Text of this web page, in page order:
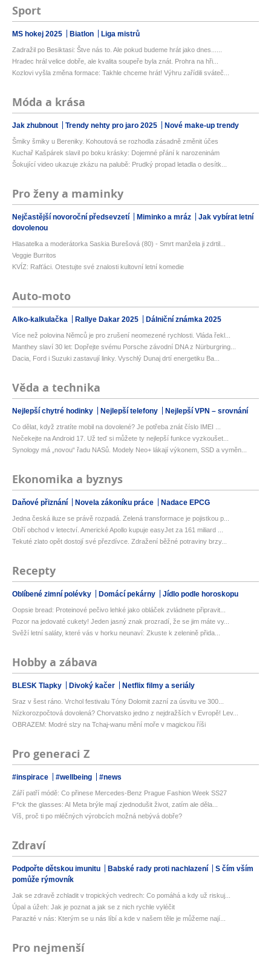
Sport
MS hokej 2025 Biatlon Liga mistrů
Zadražil po Besiktasi: Štve nás to. Ale pokud budeme hrát jako dnes......
Hradec hrál velice dobře, ale kvalita soupeře byla znát. Prohra na hři...
Kozlovi vyšla změna formace: Takhle chceme hrát! Výhru zařídili sváteč...
Móda a krása
Jak zhubnout Trendy nehty pro jaro 2025 Nové make-up trendy
Šmiky šmiky u Bereniky. Kohoutová se rozhodla zásadně změnit účes
Kuchař Kašpárek slavil po boku krásky: Dojemné přání k narozeninám
Šokující video ukazuje zkázu na palubě: Prudký propad letadla o desítk...
Pro ženy a maminky
Nejčastější novoroční předsevzetí Miminko a mráz
Jak vybírat letní
dovolenou
Hlasatelka a moderátorka Saskia Burešová (80) - Smrt manžela ji zdrtil...
Veggie Burritos
KVÍZ: Rafťáci. Otestujte své znalosti kultovní letní komedie
Auto-moto
Alko-kalkulačka Rallye Dakar 2025 Dálniční známka 2025
Více než polovina Němců je pro zrušení neomezené rychlosti. Vláda řekl...
Manthey slaví 30 let: Dopřejte svému Porsche závodní DNA z Nürburgring...
Dacia, Ford i Suzuki zastavují linky. Vyschlý Dunaj drtí energetiku Ba...
Věda a technika
Nejlepší chytré hodinky Nejlepší telefony Nejlepší VPN – srovnání
Co dělat, když ztratíte mobil na dovolené? Je potřeba znát číslo IMEI ...
Nečekejte na Android 17. Už teď si můžete ty nejlepší funkce vyzkoušet...
Synology má „novou“ řadu NASů. Modely Neo+ lákají výkonem, SSD a vyměn...
Ekonomika a byznys
Daňové přiznání Novela zákoníku práce Nadace EPCG
Jedna česká iluze se právě rozpadá. Zelená transformace je pojistkou p...
Obří obchod v letectví. Americké Apollo kupuje easyJet za 161 miliard ...
Tekuté zlato opět dostojí své přezdívce. Zdražení běžné potraviny brzy...
Recepty
Oblíbené zimní polévky Domácí pekárny Jídlo podle horoskopu
Oopsie bread: Proteinové pečivo lehké jako obláček zvládnete připravit...
Pozor na jedovaté cukety! Jeden jasný znak prozradí, že se jim máte vy...
Svěží letní saláty, které vás v horku neunaví: Zkuste k zelenině přida...
Hobby a zábava
BLESK Tlapky Divoký kačer Netflix filmy a seriály
Sraz v šest ráno. Vrchol festivalu Tóny Dolomit zazní za úsvitu ve 300...
Nízkorozpočtová dovolená? Chorvatsko jedno z nejdražších v Evropě! Lev...
OBRAZEM: Modré slzy na Tchaj-wanu mění moře v magickou říši
Pro generaci Z
#inspirace #wellbeing #news
Září patří módě: Co přinese Mercedes-Benz Prague Fashion Week SS27
F*ck the glasses: AI Meta brýle mají zjednodušit život, zatím ale děla...
Víš, proč ti po mléčných výrobcích možná nebývá dobře?
Zdraví
Podpořte dětskou imunitu Babské rady proti nachlazení
S čím vším
pomůže rýmovník
Jak se zdravě zchladit v tropických vedrech: Co pomáhá a kdy už riskuj...
Úpal a úžeh: Jak je poznat a jak se z nich rychle vyléčit
Parazité v nás: Kterým se u nás líbí a kde v našem těle je můžeme nají...
Pro nejmenší